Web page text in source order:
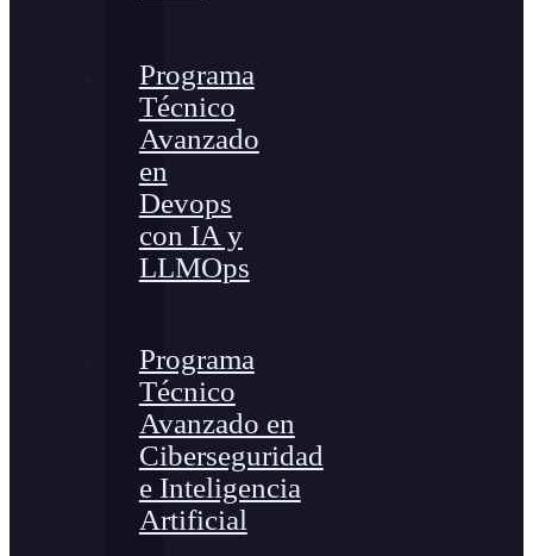
Programa
Técnico
Avanzado
en
Devops
con IA y
LLMOps
Programa
Técnico
Avanzado en
Ciberseguridad
e Inteligencia
Artificial